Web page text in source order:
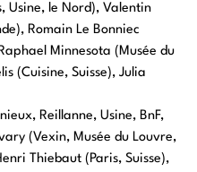
Usine, le Nord), Valentin
Romain Le Bonniec
Minnesota (Musée du
(Cuisine, Suisse), Julia
Reillanne, Usine, BnF,
(Vexin, Musée du Louvre,
Thiebaut (Paris, Suisse),